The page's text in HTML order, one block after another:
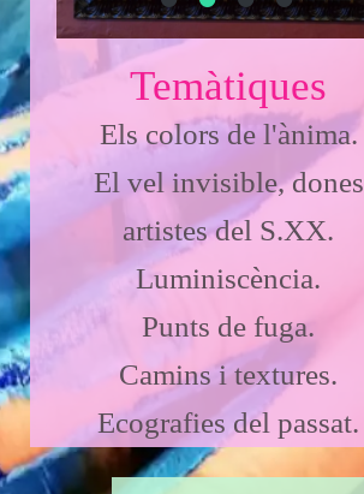
Temàtiques
Els colors de l'ànima.
El vel invisible, dones
artistes del S.XX.
Luminiscència.
Punts de fuga.
Camins i textures.
Ecografies del passat.